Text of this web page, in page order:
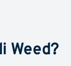
Weed?